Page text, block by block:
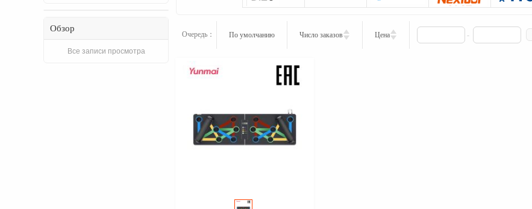
Обзор
Все записи просмотра
Очередь： По умолчанию Число заказов Цена -